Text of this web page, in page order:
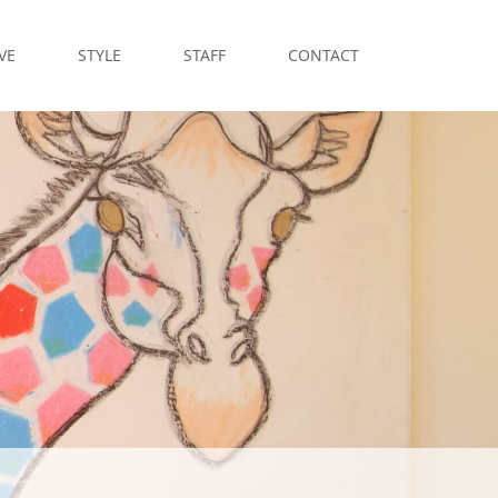
STYLE STAFF CONTACT